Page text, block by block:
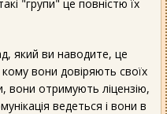
"групи" це повністю їх
який ви наводите, це
кому вони довіряють своїх
вони отримують ліцензію,
ведеться і вони в